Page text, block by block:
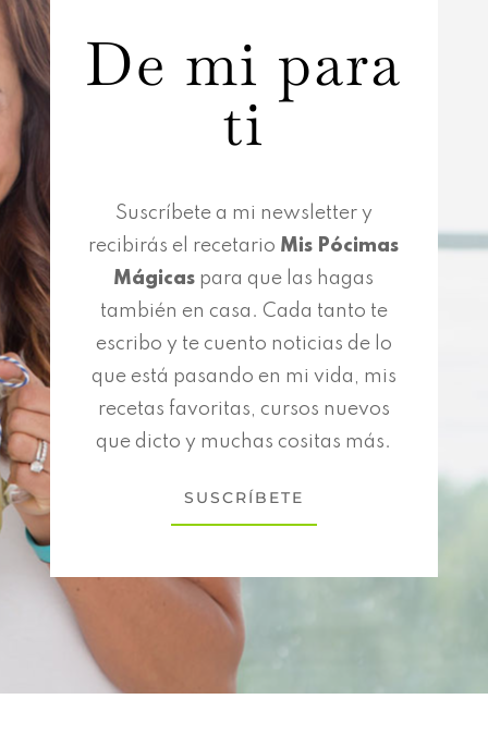
De mi para
ti
Suscríbete a mi newsletter y
recibirás el recetario Mis Pócimas
Mágicas para que las hagas
también en casa. Cada tanto te
escribo y te cuento noticias de lo
que está pasando en mi vida, mis
recetas favoritas, cursos nuevos
que dicto y muchas cositas más.
SUSCRÍBETE